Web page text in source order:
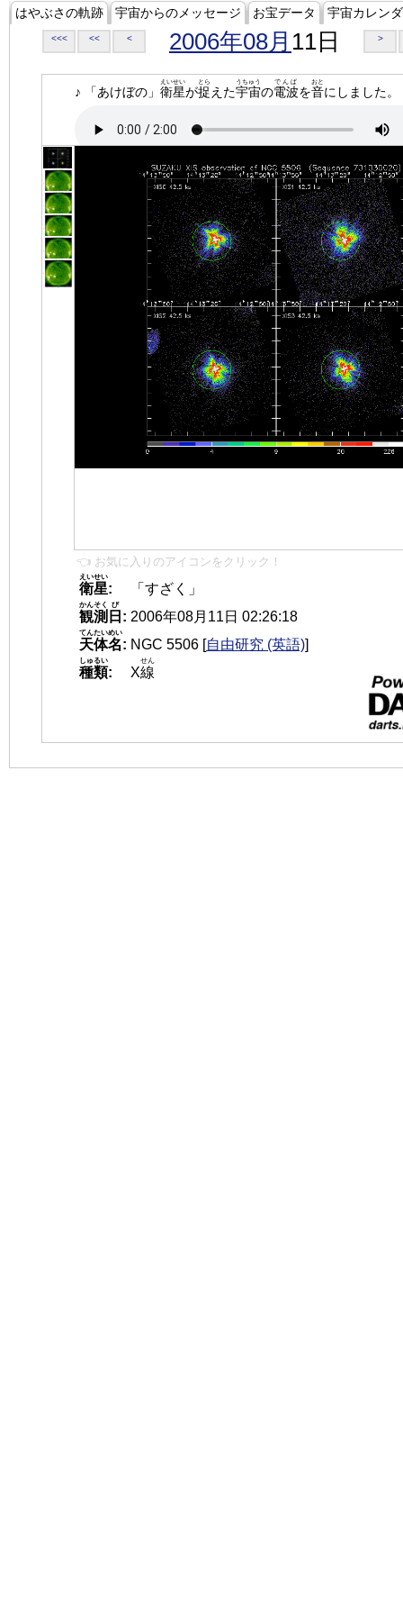
はやぶさの軌跡 宇宙からのメッセージ お宝データ 宇宙カレン
<<< << < 2006年08月 11日 >
♪ 「あけぼの」 衛星
えいせい
が捉
とら
えた宇宙
うちゅう
の電波
でんぱ
を音
おと
にしました。
👈 お気に入りのアイコンをクリック！
衛星
えいせい
:
「すざく」
観測
かんそく
日
び
: 2006年08月11日 02:26:18
天体名
てんたいめい
: NGC 5506 [自由研究 (英語)]
種類
しゅるい
: X線
せん